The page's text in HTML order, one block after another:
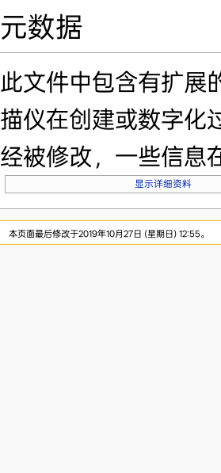
元数据
此文件中包含有扩展
描仪在创建或数字化
经被修改，一些信息
显示详细资料
本页面最后修改于2019年10月27日 (星期日) 12:55。